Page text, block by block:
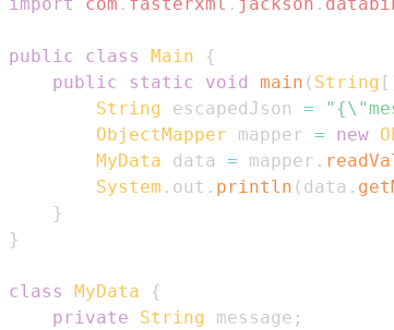
public class Main
{
public
static void main ( String [
String escapedJson =
ObjectMapper mapper = new
MyData data = mapper .
System . out . println ( data .
}
}
class MyData
{
private
String message ;